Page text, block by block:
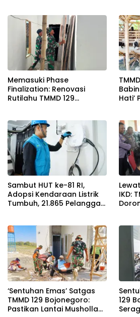
Memasuki Phase
Finalization: Renovasi
Rutilahu TMMD 129
Hati’
Sambut HUT ke-81 RI,
Adopsi Kendaraan Listrik
Tumbuh, 21.865 Pelanggan
pada Semester I 2026
IKD:
‘Sentuhan Emas’ Satgas
TMMD 129 Bojonegoro:
Pastikan Lantai Musholla
129